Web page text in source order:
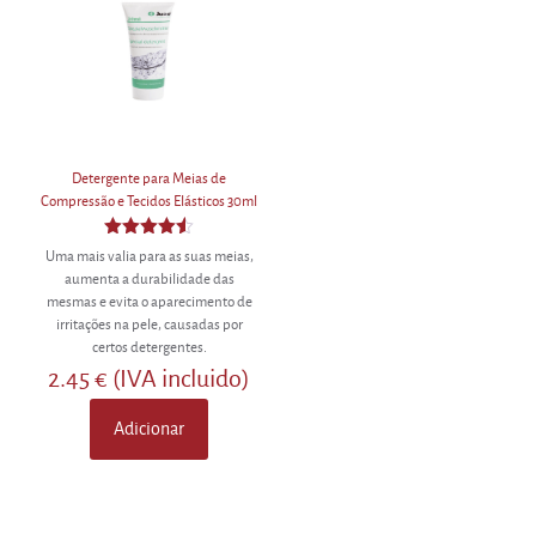
Detergente para Meias de
Compressão e Tecidos Elásticos 30ml
Avaliação
4.50
de 5
Uma mais valia para as suas meias,
aumenta a durabilidade das
mesmas e evita o aparecimento de
irritações na pele, causadas por
certos detergentes.
2.45€ (IVA incluido)
Adicionar